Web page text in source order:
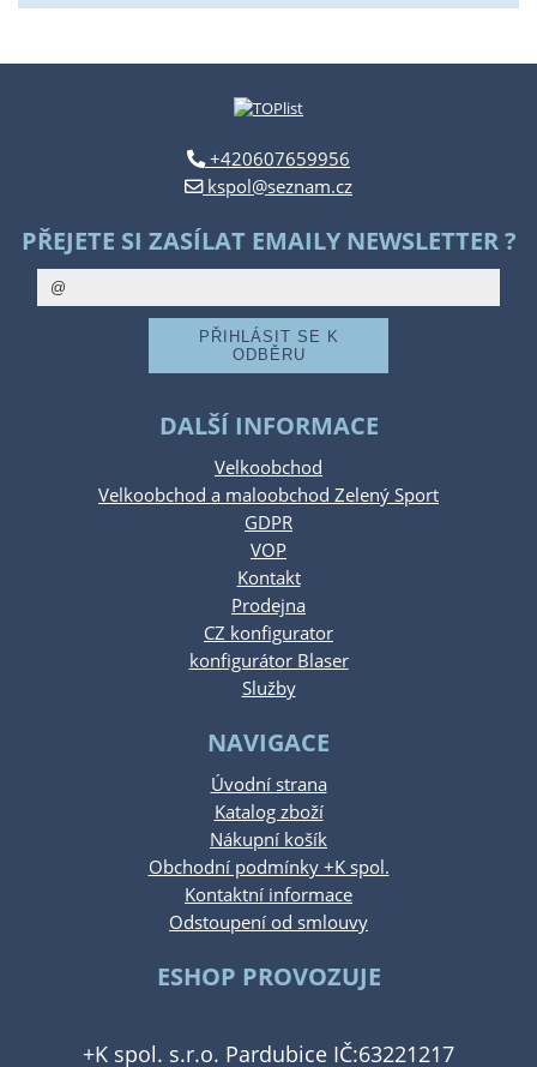
+420607659956
kspol@seznam.cz
PŘEJETE SI ZASÍLAT EMAILY NEWSLETTER ?
DALŠÍ INFORMACE
Velkoobchod
Velkoobchod a maloobchod Zelený Sport
GDPR
VOP
Kontakt
Prodejna
CZ konfigurator
konfigurátor Blaser
Služby
NAVIGACE
Úvodní strana
Katalog zboží
Nákupní košík
Obchodní podmínky +K spol.
Kontaktní informace
Odstoupení od smlouvy
ESHOP PROVOZUJE
+K spol. s.r.o. Pardubice IČ:63221217